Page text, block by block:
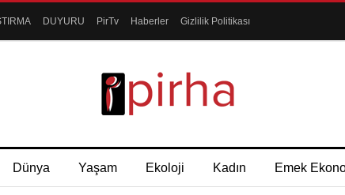
DUYURU PirTv Haberler Gizlilik Politikası
Dünya Yaşam Ekoloji Kadın Emek